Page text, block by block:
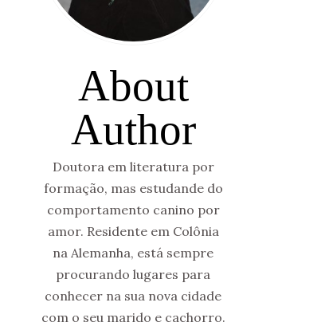
About
Author
Doutora em literatura por
formação, mas estudande do
comportamento canino por
amor. Residente em Colônia
na Alemanha, está sempre
procurando lugares para
conhecer na sua nova cidade
com o seu marido e cachorro.